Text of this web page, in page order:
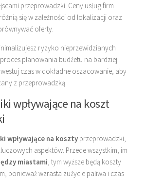
przeprowadzki. Ceny usług firm
się w zależności od lokalizacji oraz
oferty.
ryzyko nieprzewidzianych
planowania budżetu na bardziej
czas w dokładne oszacowanie, aby
z przeprowadzką.
wpływające na koszt
wpływające na koszty przeprowadzki,
aspektów. Przede wszystkim, im
miastami , tym wyższe będą koszty
ponieważ wzrasta zużycie paliwa i czas